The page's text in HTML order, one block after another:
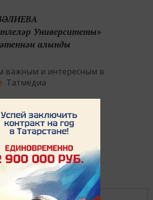
Университеты»
алынды
важным и интересным в
Татмедиа